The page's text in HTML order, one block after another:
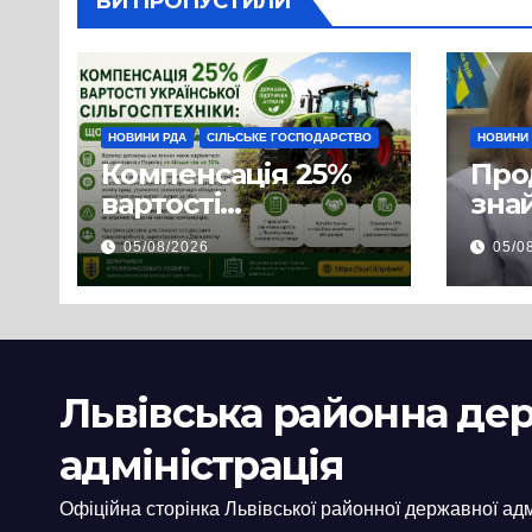
НОВИНИ РДА СІЛЬСЬКЕ ГОСПОДАРСТВО
Компенсація 25%
вартості
української
сільгосптехніки:
що змінилося для
05/08/2026
НОВИНИ
05/
Львівська районна
адміністрація
Офіційна сторінка Львівської районної державної